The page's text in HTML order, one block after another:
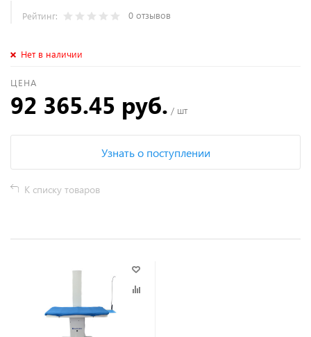
Рейтинг: 0 отзывов
Нет в наличии
ЦЕНА
92 365.45 руб. / шт
Узнать о поступлении
К списку товаров